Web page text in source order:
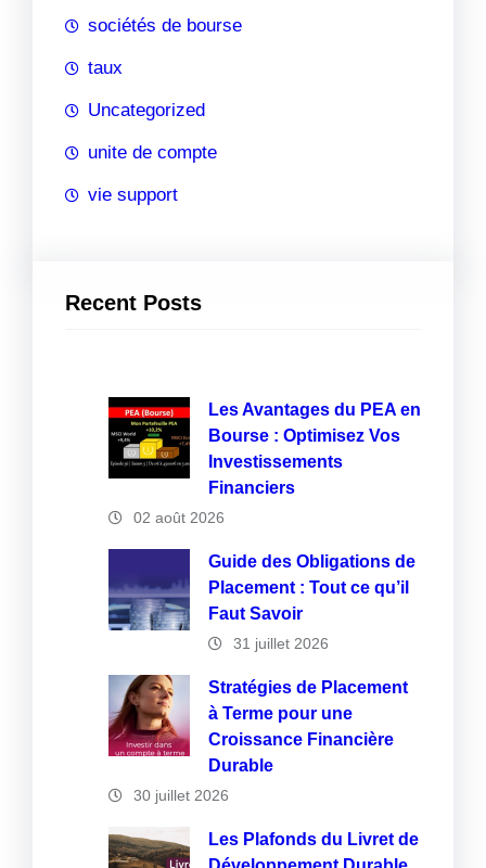
sociétés de bourse
taux
Uncategorized
unite de compte
vie support
Recent Posts
Les Avantages du PEA en
Bourse : Optimisez Vos
Investissements
Financiers
02 août 2026
Guide des Obligations de
Placement : Tout ce qu’il
Faut Savoir
31 juillet 2026
Stratégies de Placement
à Terme pour une
Croissance Financière
Durable
30 juillet 2026
Les Plafonds du Livret de